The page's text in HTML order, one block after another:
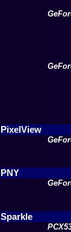
PixelView
PNY
Sparkle